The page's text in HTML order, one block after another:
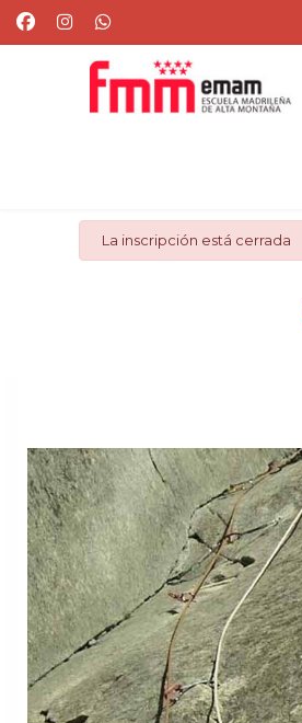
danger
La inscripción está cerrada